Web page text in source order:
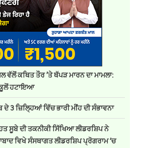
ਵੱਲੋਂ ਕਥਿਤ ਤੌਰ ’ਤੇ ਥੱਪੜ ਮਾਰਨ ਦਾ ਮਾਮਲਾ:
ਹਟਾਇਆ
ਦੇ 3 ਜ਼ਿਲ੍ਹਿਆਂ ਵਿੱਚ ਭਾਰੀ ਮੀਂਹ ਦੀ ਸੰਭਾਵਨਾ
ਸੂਬੇ ਦੀ ਤਕਨੀਕੀ ਸਿੱਖਿਆ ਲੀਡਰਸ਼ਿਪ ਨੇ
ਵਿਖੇ ਸੰਸਥਾਗਤ ਲੀਡਰਸ਼ਿਪ ਪ੍ਰੋਗਰਾਮ ‘ਚ